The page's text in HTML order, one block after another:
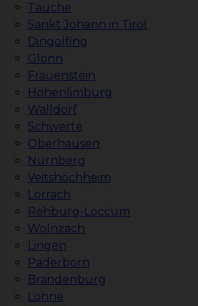
Tauche
Sankt Johann in Tirol
Dingolfing
Glonn
Frauenstein
Hohenlimburg
Walldorf
Schwerte
Oberhausen
Nürnberg
Veitshöchheim
Lörrach
Rehburg-Loccum
Wolnzach
Lingen
Paderborn
Brandenburg
Lohne